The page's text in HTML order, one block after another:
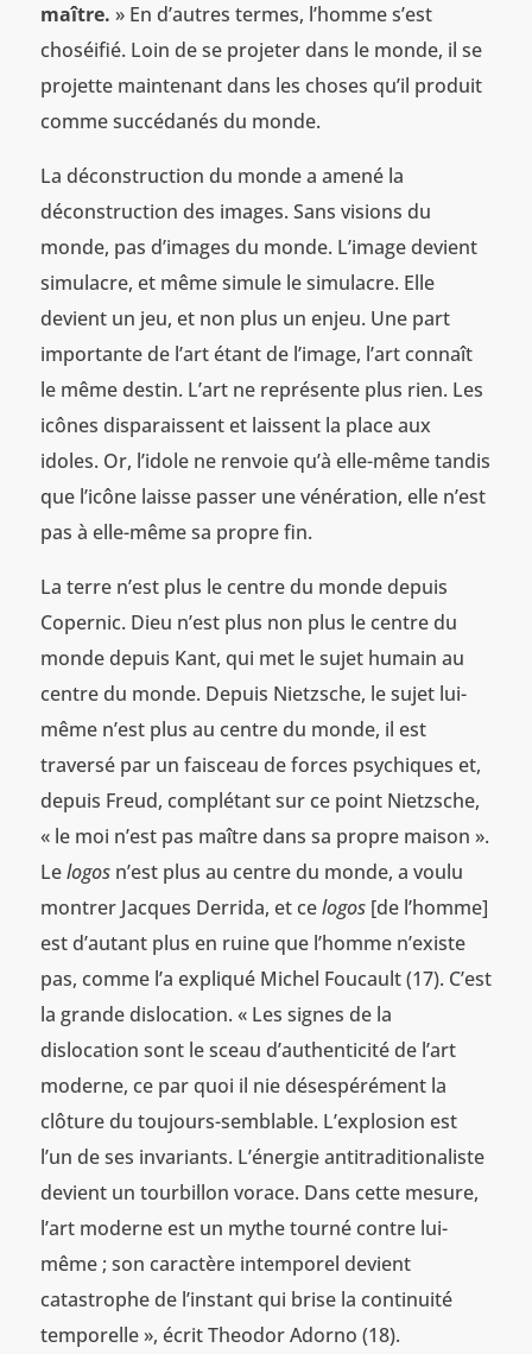
maître. » En d’autres termes, l’homme s’est
choséifié. Loin de se projeter dans le monde, il se
projette maintenant dans les choses qu’il produit
comme succédanés du monde.
La déconstruction du monde a amené la
déconstruction des images. Sans visions du
monde, pas d’images du monde. L’image devient
simulacre, et même simule le simulacre. Elle
devient un jeu, et non plus un enjeu. Une part
importante de l’art étant de l’image, l’art connaît
le même destin. L’art ne représente plus rien. Les
icônes disparaissent et laissent la place aux
idoles. Or, l’idole ne renvoie qu’à elle-même tandis
que l’icône laisse passer une vénération, elle n’est
pas à elle-même sa propre fin.
La terre n’est plus le centre du monde depuis
Copernic. Dieu n’est plus non plus le centre du
monde depuis Kant, qui met le sujet humain au
centre du monde. Depuis Nietzsche, le sujet lui-
même n’est plus au centre du monde, il est
traversé par un faisceau de forces psychiques et,
depuis Freud, complétant sur ce point Nietzsche,
« le moi n’est pas maître dans sa propre maison ».
Lelogosn’est plus au centre du monde, a voulu
montrer Jacques Derrida, et celogos[de l’homme]
est d’autant plus en ruine que l’homme n’existe
pas, comme l’a expliqué Michel Foucault (17). C’est
la grande dislocation. « Les signes de la
dislocation sont le sceau d’authenticité de l’art
moderne, ce par quoi il nie désespérément la
clôture du toujours-semblable. L’explosion est
l’un de ses invariants. L’énergie antitraditionaliste
devient un tourbillon vorace. Dans cette mesure,
l’art moderne est un mythe tourné contre lui-
même ; son caractère intemporel devient
catastrophe de l’instant qui brise la continuité
temporelle », écrit Theodor Adorno (18).